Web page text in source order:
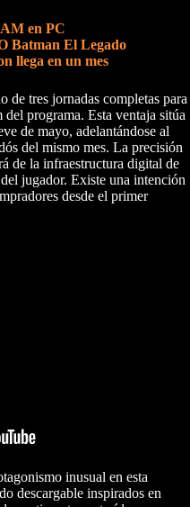
en PC
Batman El Legado
llega en un mes
de tres jornadas completas para
programa. Esta ventaja sitúa
de mayo, adelantándose al
del mismo mes. La precisión
de la infraestructura digital de
jugador. Existe una intención
desde el primer
inusual en esta
descargable inspirados en